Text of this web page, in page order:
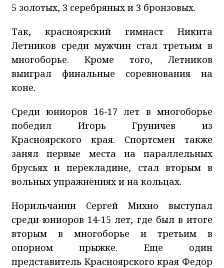
5 золотых, 3 серебряных и 3 бронзовых.
Так, красноярский гимнаст Никита
Летников среди мужчин стал третьим в
многоборье. Кроме того, Летников
выиграл финальные соревнования на
коне.
Среди юниоров 16-17 лет в многоборье
победил Игорь Груничев из
Красноярского края. Спортсмен также
занял первые места на параллельных
брусьях и перекладине, стал вторым в
вольных упражнениях и на кольцах.
Норильчанин Сергей Михно выступал
среди юниоров 14-15 лет, где был в итоге
вторым в многоборье и третьим в
опорном прыжке. Еще один
представитель Красноярского края Федор